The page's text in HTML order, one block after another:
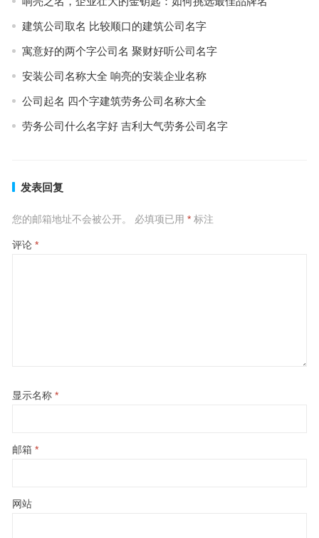
建筑公司取名 比较顺口的建筑公司名字
寓意好的两个字公司名 聚财好听公司名字
安装公司名称大全 响亮的安装企业名称
公司起名 四个字建筑劳务公司名称大全
劳务公司什么名字好 吉利大气劳务公司名字
发表回复
您的邮箱地址不会被公开。 必填项已用 *标注
评论 *
显示名称 *
邮箱 *
网站